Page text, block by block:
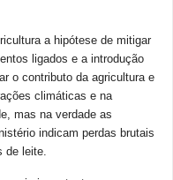
a hipótese de mitigar
ligados e a introdução
o contributo da agricultura e
climáticas e na
mas na verdade as
indicam perdas brutais
de leite.